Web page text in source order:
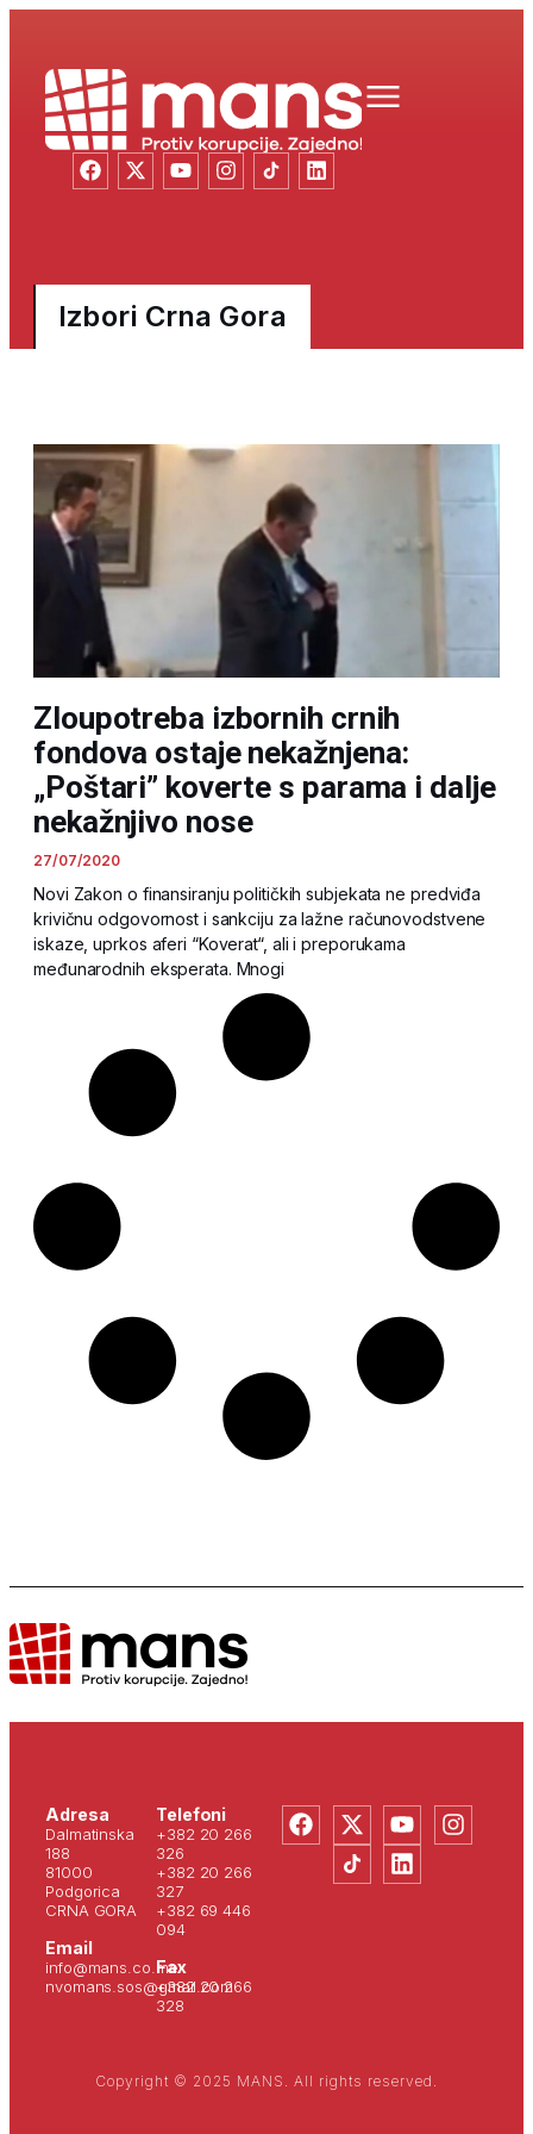
Izbori Crna Gora
Zloupotreba izbornih crnih
fondova ostaje nekažnjena:
„Poštari” koverte s parama i dalje
nekažnjivo nose
27/07/2020
Novi Zakon o finansiranju političkih subjekata ne predviđa
krivičnu odgovornost i sankciju za lažne računovodstvene
iskaze, uprkos aferi “Koverat“, ali i preporukama
međunarodnih eksperata. Mnogi
Adresa
Dalmatinska
188
81000
Podgorica
CRNA GORA
Email
info@mans.co.me
nvomans.sos@gmail.com
Telefoni
+382 20 266
326
+382 20 266
327
+382 69 446
094
Fax
+382 20 266
328
Copyright © 2025 MANS. All rights reserved.